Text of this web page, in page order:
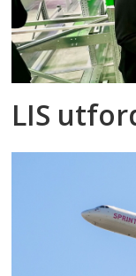
LIS